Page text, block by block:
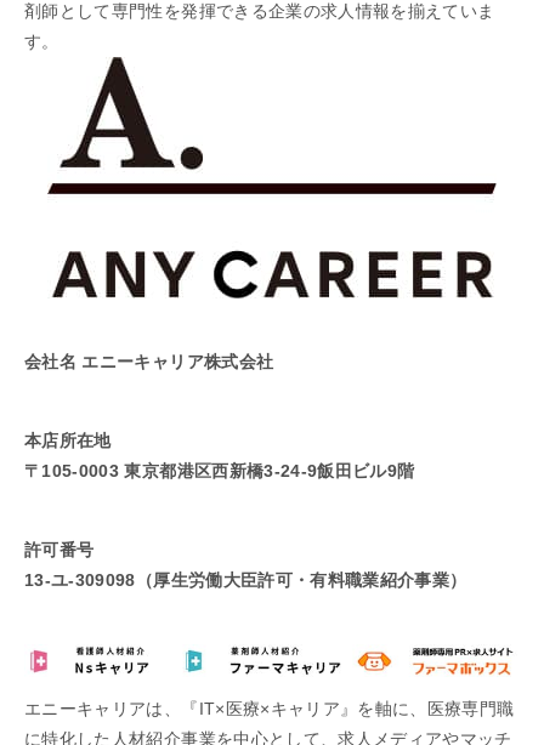
剤師として専門性を発揮できる企業の求人情報を揃えていま
す。
会社名 エニーキャリア株式会社
本店所在地
〒105-0003 東京都港区西新橋3-24-9飯田ビル9階
許可番号
13-ユ-309098（厚生労働大臣許可・有料職業紹介事業）
エニーキャリアは、『IT×医療×キャリア』を軸に、医療専門職
に特化した人材紹介事業を中心として、求人メディアやマッチ